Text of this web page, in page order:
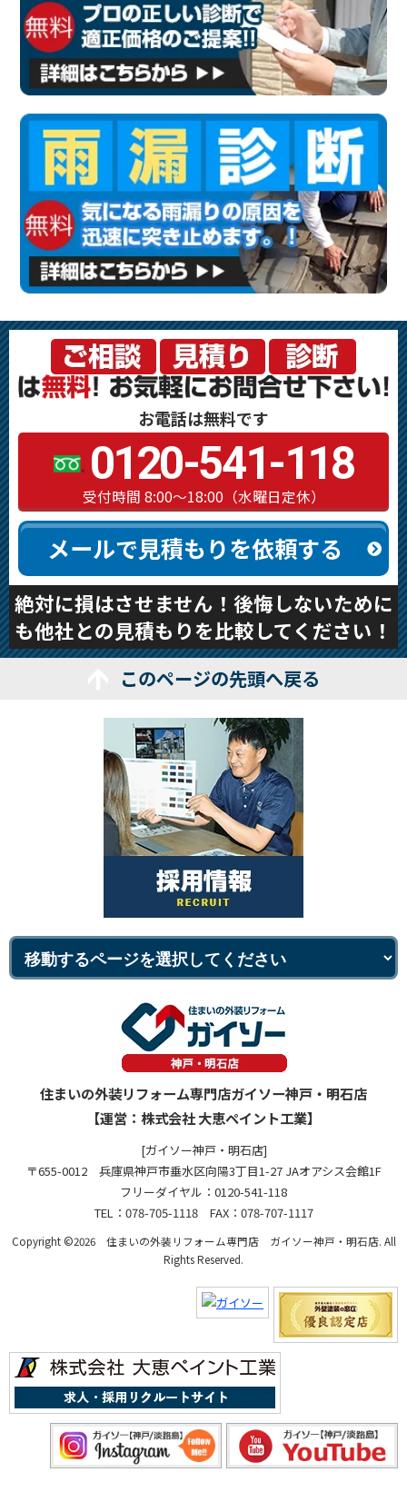
お電話は無料です
0120-541-118
受付時間 8:00～18:00（水曜日定休）
メールで見積もりを依頼する
絶対に損はさせません！後悔しないために
も他社との見積もりを比較してください！
このページの先頭へ戻る
住まいの外装リフォーム専門店ガイソー神戸・明石店
【運営：株式会社 大恵ペイント工業】
[ガイソー神戸・明石店]
〒655-0012 兵庫県神戸市垂水区向陽3丁目1-27 JAオアシス会館1F
フリーダイヤル：0120-541-118
TEL：078-705-1118 FAX：078-707-1117
Copyright ©2026 住まいの外装リフォーム専門店 ガイソー神戸・明石店. All
Rights Reserved.